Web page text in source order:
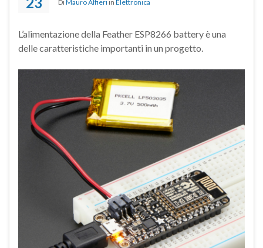
DiMauro Alfieri in Elettronica
L’alimentazione della Feather ESP8266 battery è una
delle caratteristiche importanti in un progetto.